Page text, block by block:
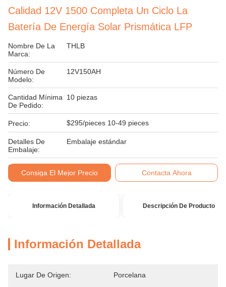
Calidad 12V 1500 Completa Un Ciclo La
Batería De Energía Solar Prismática LFP
Nombre De La
Marca:
THLB
Número De
Modelo:
12V150AH
Cantidad Mínima
De Pedido:
10 piezas
Precio: $295/pieces 10-49 pieces
Detalles De
Embalaje:
Embalaje estándar
Condiciones De
Pago:Consiga El Mejor Precio Contacta Ahora
Información Detallada Descripción De Producto
Información Detallada
Lugar De Origen: Porcelana